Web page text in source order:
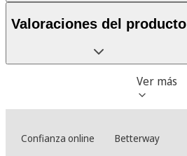
Valoraciones del producto
Ver más
Confianza online Betterway